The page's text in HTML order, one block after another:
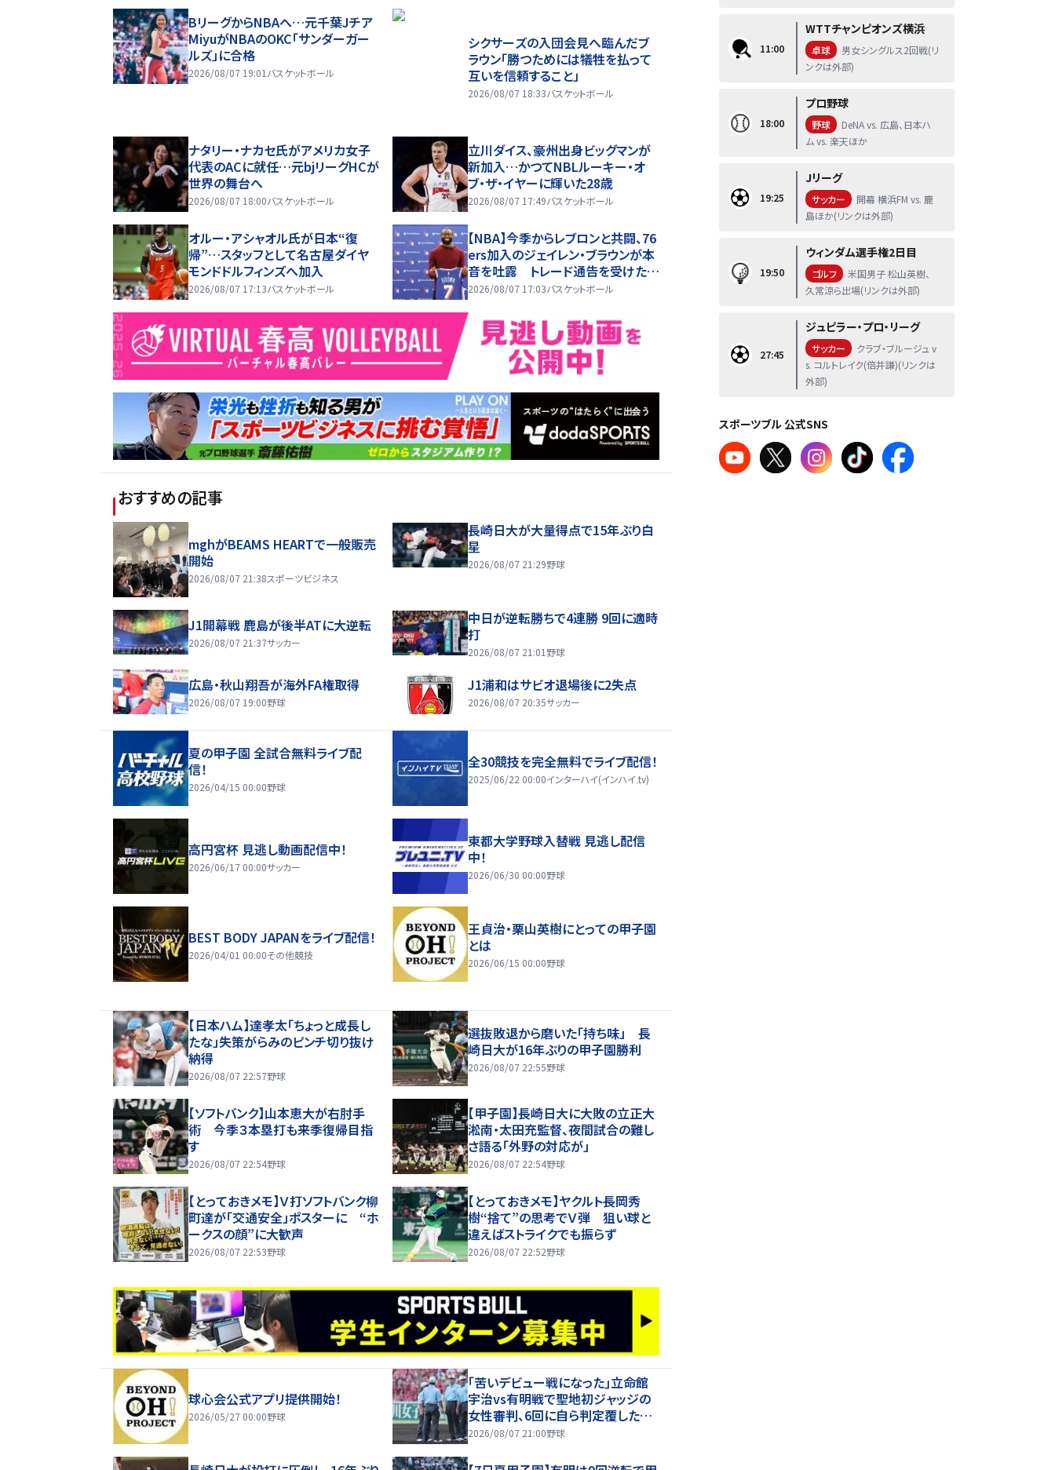
BリーグからNBAへ…元千葉Jチア
MiyuがNBAのOKC「サンダーガー
ルズ」に合格
2026/08/07 19:01 バスケットボール
シクサーズの入団会見へ臨んだブ
ラウン「勝つためには犠牲を払って
互いを信頼すること」
2026/08/07 18:33バスケットボール
ナタリー・ナカセ氏がアメリカ女子
代表のACに就任…元bjリーグHCが
世界の舞台へ
2026/08/07 18:00バスケットボール
立川ダイス、豪州出身ビッグマンが
新加入…かつてNBLルーキー・オ
ブ・ザ・イヤーに輝いた28歳
2026/08/07 17:49バスケットボール
オルー・アシャオル氏が日本“復
帰”…スタッフとして名古屋ダイヤ
モンドドルフィンズへ加入
2026/08/07 17:13バスケットボール
【NBA】今季からレブロンと共闘、76
ers加入のジェイレン・ブラウンが本
音を吐露 トレード通告を受けた時
は「スマホを放り投げた」
2026/08/07 17:03バスケットボール
おすすめの記事
mghがBEAMS HEARTで一般販売
開始
2026/08/07 21:38スポーツビジネス
長崎日大が大量得点で15年ぶり白
星
2026/08/07 21:29野球
J1開幕戦 鹿島が後半ATに大逆転
2026/08/07 21:37サッカー
中日が逆転勝ちで4連勝 9回に適時
打
2026/08/07 21:01 野球
広島・秋山翔吾が海外FA権取得
2026/08/07 19:00野球
J1浦和はサビオ退場後に2失点
2026/08/07 20:35サッカー
夏の甲子園 全試合無料ライブ配
信！
2026/04/15 00:00野球
全30競技を完全無料でライブ配信！
2025/06/22 00:00インターハイ(インハイ.tv)
高円宮杯 見逃し動画配信中！
2026/06/17 00:00サッカー
東都大学野球入替戦 見逃し配信
中！
2026/06/30 00:00野球
BEST BODY JAPANをライブ配信！
2026/04/01 00:00その他競技
王貞治・栗山英樹にとっての甲子園
とは
2026/06/15 00:00野球
【日本ハム】達孝太「ちょっと成長し
たな」失策がらみのピンチ切り抜け
納得
2026/08/07 22:57野球
選抜敗退から磨いた「持ち味」 長
崎日大が16年ぶりの甲子園勝利
2026/08/07 22:55野球
【ソフトバンク】山本恵大が右肘手
術 今季３本塁打も来季復帰目指
す
2026/08/07 22:54野球
【甲子園】長崎日大に大敗の立正大
淞南・太田充監督、夜間試合の難し
さ語る「外野の対応が」
2026/08/07 22:54野球
【とっておきメモ】Ｖ打ソフトバンク柳
町達が「交通安全」ポスターに “ホ
ークスの顔”に大歓声
2026/08/07 22:53野球
【とっておきメモ】ヤクルト長岡秀
樹“捨て”の思考でＶ弾 狙い球と
違えばストライクでも振らず
2026/08/07 22:52野球
球心会公式アプリ提供開始！
2026/05/27 00:00野球
｢苦いデビュー戦になった｣立命館
宇治vs有明戦で聖地初ジャッジの
女性審判、6回に自ら判定覆したプ
レーを謝罪【26年夏甲子園】
2026/08/07 21:00野球
11:00
WTTチャンピオンズ横浜
卓球
男女シングルス2回戦(リ
ンクは外部)
18:00
プロ野球
野球
DeNA vs. 広島、日本ハ
ム vs. 楽天ほか
19:25
Jリーグ
サッカー
開幕 横浜FM vs. 鹿
島ほか(リンクは外部)
19:50
ウィンダム選手権2日目
ゴルフ
米国男子 松山英樹、
久常涼ら出場(リンクは外部)
27:45
ジュピラー・プロ・リーグ
サッカー
クラブ・ブルージュ v
s. コルトレイク(倍井謙)(リンクは
外部)
スポーツブル 公式SNS